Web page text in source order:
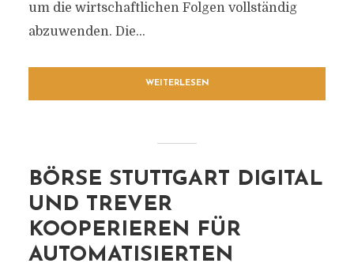
um die wirtschaftlichen Folgen vollständig
abzuwenden. Die...
WEITERLESEN
BÖRSE STUTTGART DIGITAL
UND TREVER
KOOPERIEREN FÜR
AUTOMATISIERTEN